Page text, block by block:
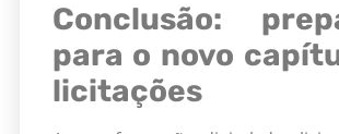
Conclusão:
para o novo
licitações